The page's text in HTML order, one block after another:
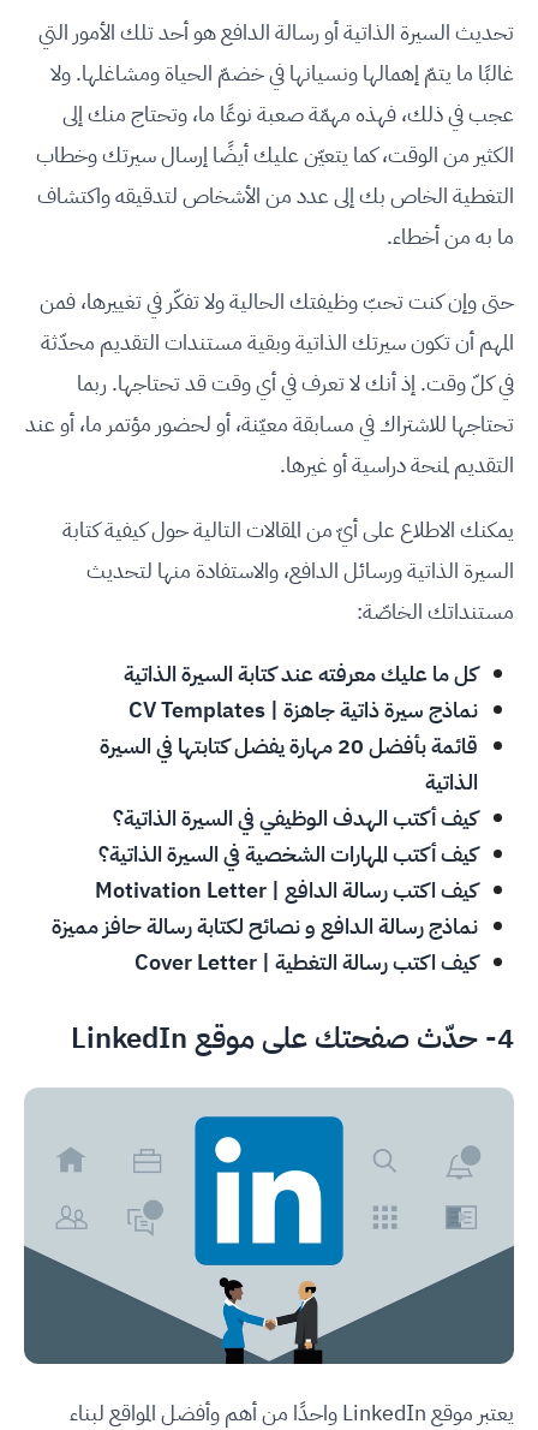
تحديث السيرة الذاتية أو رسالة الدافع هو أحد تلك الأمور التي
غالبًا ما يتمّ إهمالها ونسيانها في خضمّ الحياة ومشاغلها. ولا
عجب في ذلك، فهذه مهمّة صعبة نوعًا ما، وتحتاج منك إلى
الكثير من الوقت، كما يتعيّن عليك أيضًا إرسال سيرتك وخطاب
التغطية الخاص بك إلى عدد من الأشخاص لتدقيقه واكتشاف
ما به من أخطاء.
حتى وإن كنت تحبّ وظيفتك الحالية ولا تفكّر في تغييرها، فمن
المهم أن تكون سيرتك الذاتية وبقية مستندات التقديم محدّثة
في كلّ وقت. إذ أنك لا تعرف في أي وقت قد تحتاجها. ربما
تحتاجها للاشتراك في مسابقة معيّنة، أو لحضور مؤتمر ما، أو عند
التقديم لمنحة دراسية أو غيرها.
يمكنك الاطلاع على أيّ من المقالات التالية حول كيفية كتابة
السيرة الذاتية ورسائل الدافع، والاستفادة منها لتحديث
مستنداتك الخاصّة:
كل ما عليك معرفته عند كتابة السيرة الذاتية
نماذج سيرة ذاتية جاهزة | CV Templates
قائمة بأفضل 20 مهارة يفضل كتابتها في السيرة
الذاتية
كيف أكتب الهدف الوظيفي في السيرة الذاتية؟
كيف أكتب المهارات الشخصية في السيرة الذاتية؟
كيف اكتب رسالة الدافع | Motivation Letter
نماذج رسالة الدافع و نصائح لكتابة رسالة حافز مميزة
كيف اكتب رسالة التغطية | Cover Letter
4- حدّث صفحتك على موقع LinkedIn
يعتبر موقع LinkedIn واحدًا من أهم وأفضل المواقع لبناء